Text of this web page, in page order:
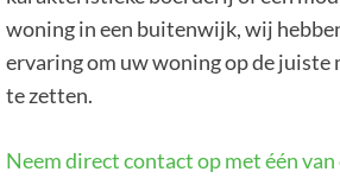
woning in een buitenwijk, wij
ervaring om uw woning op de juiste
te zetten.
Neem direct contact op met één van